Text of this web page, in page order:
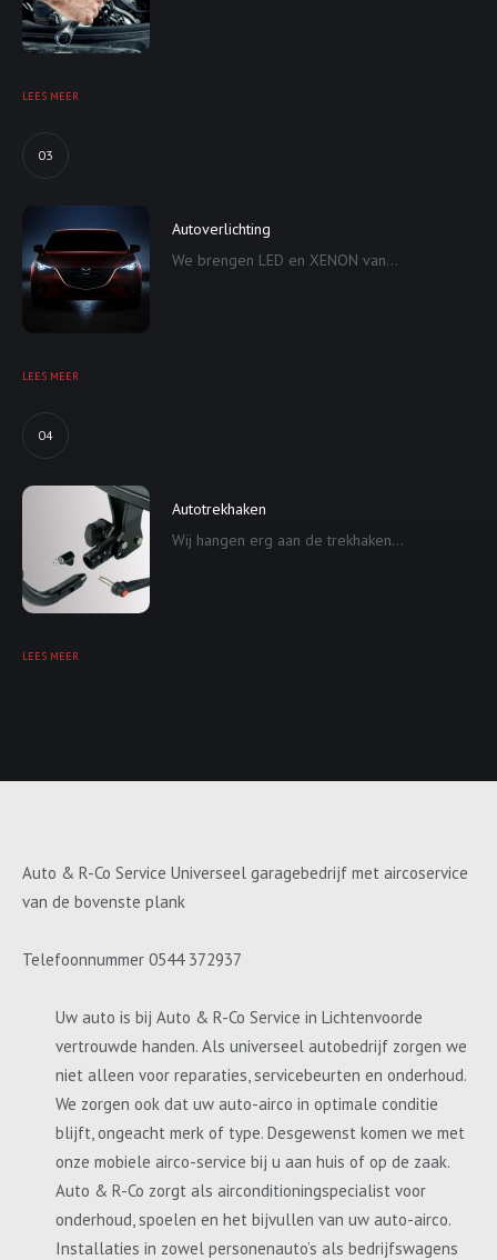
LEES MEER
03
Autoverlichting
We brengen LED en XENON van...
LEES MEER
04
Autotrekhaken
Wij hangen erg aan de trekhaken...
LEES MEER
Auto & R-Co Service Universeel garagebedrijf met aircoservice
van de bovenste plank
Telefoonnummer 0544 372937
Uw auto is bij Auto & R-Co Service in Lichtenvoorde
vertrouwde handen. Als universeel autobedrijf zorgen we
niet alleen voor reparaties, servicebeurten en onderhoud.
We zorgen ook dat uw auto-airco in optimale conditie
blijft, ongeacht merk of type. Desgewenst komen we met
onze mobiele airco-service bij u aan huis of op de zaak.
Auto & R-Co zorgt als airconditioningspecialist voor
onderhoud, spoelen en het bijvullen van uw auto-airco.
Installaties in zowel personenauto’s als bedrijfswagens